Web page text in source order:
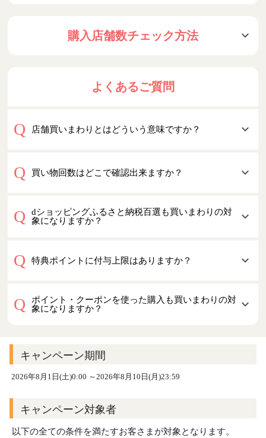
購入店舗数チェック方法
よくあるご質問
店舗買いまわりとはどういう意味ですか？
買い物回数はどこで確認出来ますか？
dショッピングふるさと納税百選も買いまわりの対
象になりますか？
特典ポイントに付与上限はありますか？
ポイント・クーポンを使った購入も買いまわりの対
象になりますか？
キャンペーン期間
2026年8月1日(土)0:00 ～2026年8月10日(月)23:59
キャンペーン対象者
以下の全ての条件を満たすお客さまが対象となります。